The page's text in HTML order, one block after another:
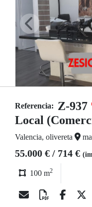
Referencia: Z-937
Local
Valencia, olivereta
55.000 € / 714 €
100 m2